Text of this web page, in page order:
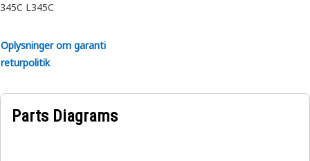
345C L345C
Oplysninger om garanti
returpolitik
Parts Diagrams